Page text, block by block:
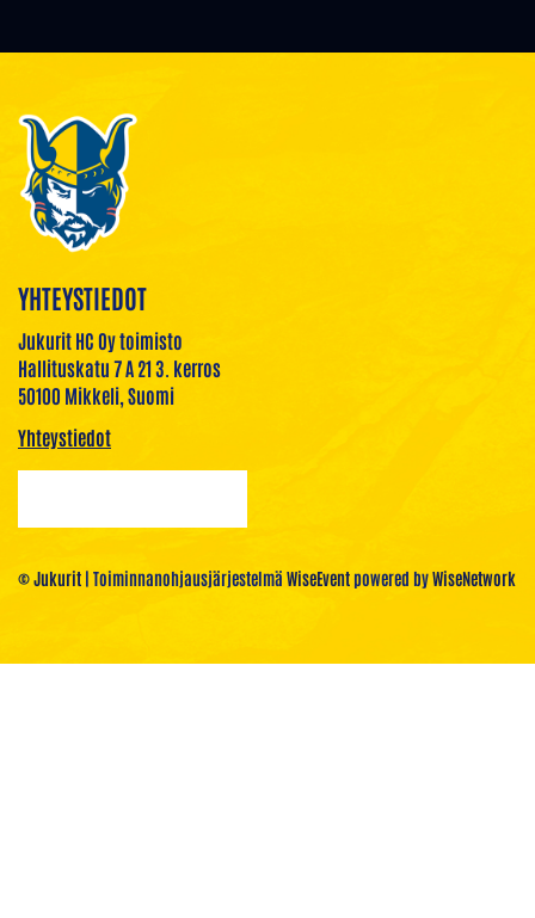
YHTEYSTIEDOT
Jukurit HC Oy toimisto
Hallituskatu 7 A 21 3. kerros
50100 Mikkeli, Suomi
Yhteystiedot
© Jukurit | Toiminnanohjausjärjestelmä WiseEventpowered byWiseNetwork